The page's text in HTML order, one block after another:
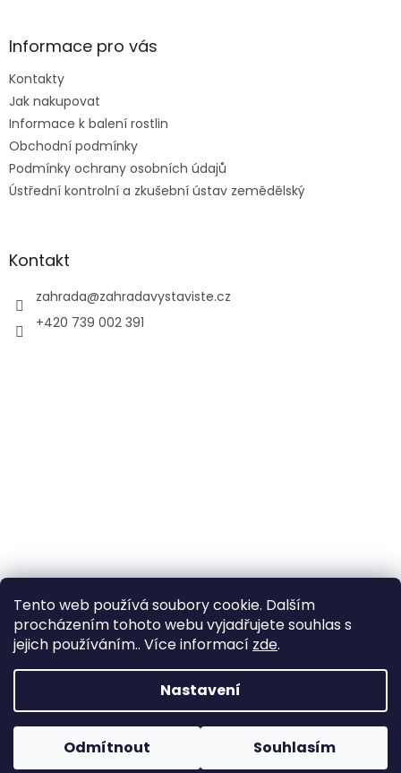
Tento web používá soubory cookie. Dalším
procházením tohoto webu vyjadřujete souhlas s
jejich používáním.. Více informací zde.
Nastavení
Odmítnout Souhlasím
aInformace pro vás
Kontakty
Jak nakupovat
Informace k balení rostlin
Obchodní podmínky
Podmínky ochrany osobních údajů
Ústřední kontrolní a zkušební ústav zemědělský
Kontakt
zahrada@zahradavystaviste.cz
+420 739 002 391
Copyright 2026Zahrada Výstaviště. Všechna práva
vyhrazena.
Upravit nastavení cookies